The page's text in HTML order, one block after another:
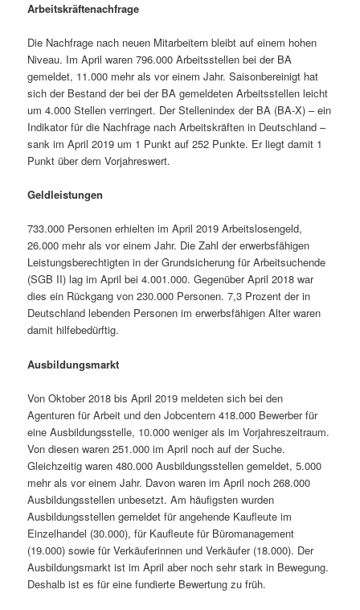
Arbeitskräftenachfrage
Die Nachfrage nach neuen Mitarbeitern bleibt auf einem hohen
Niveau. Im April waren 796.000 Arbeitsstellen bei der BA
gemeldet, 11.000 mehr als vor einem Jahr. Saisonbereinigt hat
sich der Bestand der bei der BA gemeldeten Arbeitsstellen leicht
um 4.000 Stellen verringert. Der Stellenindex der BA (BA-X) – ein
Indikator für die Nachfrage nach Arbeitskräften in Deutschland –
sank im April 2019 um 1 Punkt auf 252 Punkte. Er liegt damit 1
Punkt über dem Vorjahreswert.
Geldleistungen
733.000 Personen erhielten im April 2019 Arbeitslosengeld,
26.000 mehr als vor einem Jahr. Die Zahl der erwerbsfähigen
Leistungsberechtigten in der Grundsicherung für Arbeitsuchende
(SGB II) lag im April bei 4.001.000. Gegenüber April 2018 war
dies ein Rückgang von 230.000 Personen. 7,3 Prozent der in
Deutschland lebenden Personen im erwerbsfähigen Alter waren
damit hilfebedürftig.
Ausbildungsmarkt
Von Oktober 2018 bis April 2019 meldeten sich bei den
Agenturen für Arbeit und den Jobcentern 418.000 Bewerber für
eine Ausbildungsstelle, 10.000 weniger als im Vorjahreszeitraum.
Von diesen waren 251.000 im April noch auf der Suche.
Gleichzeitig waren 480.000 Ausbildungsstellen gemeldet, 5.000
mehr als vor einem Jahr. Davon waren im April noch 268.000
Ausbildungsstellen unbesetzt. Am häufigsten wurden
Ausbildungsstellen gemeldet für angehende Kaufleute im
Einzelhandel (30.000), für Kaufleute für Büromanagement
(19.000) sowie für Verkäuferinnen und Verkäufer (18.000). Der
Ausbildungsmarkt ist im April aber noch sehr stark in Bewegung.
Deshalb ist es für eine fundierte Bewertung zu früh.